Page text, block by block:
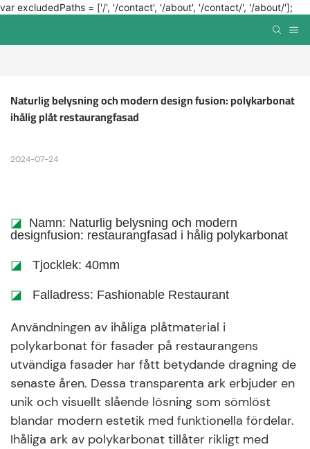
var excludedPaths = ['/', '/contact', '/about', '/contact/', '/about/'];
Naturlig belysning och modern design fusion: polykarbonat
ihålig plåt restaurangfasad
2024-07-24
◪ Namn: Naturlig belysning och modern
designfusion: restaurangfasad i hålig polykarbonat
◪ Tjocklek: 40mm
◪ Falladress: Fashionable Restaurant
Användningen av ihåliga plåtmaterial i
polykarbonat för fasader på restaurangens
utvändiga fasader har fått betydande dragning de
senaste åren. Dessa transparenta ark erbjuder en
unik och visuellt slående lösning som sömlöst
blandar modern estetik med funktionella fördelar.
Ihåliga ark av polykarbonat tillåter rikligt med